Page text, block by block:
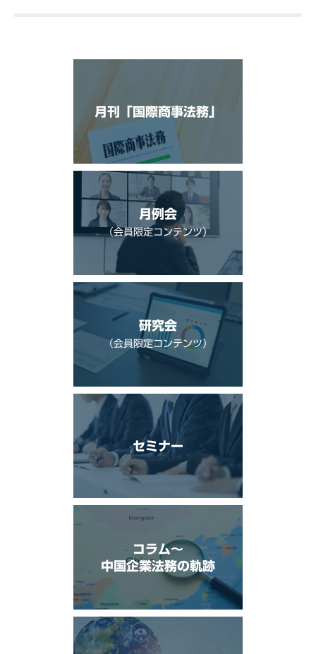
月刊「国際商事法務」
月例会
（会員限定コンテンツ）
研究会
（会員限定コンテンツ）
セミナー
コラム〜
中国企業法務の軌跡